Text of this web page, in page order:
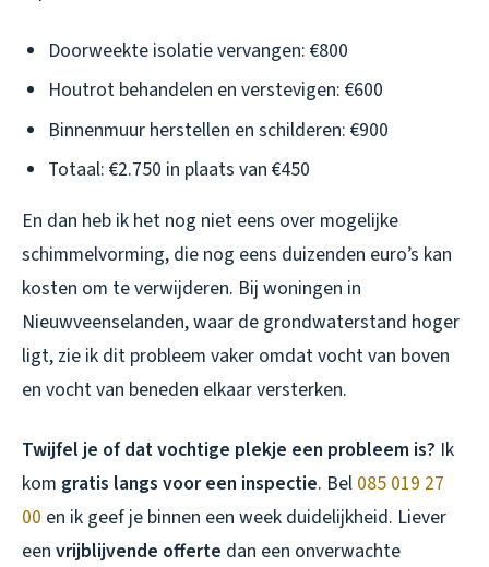
Doorweekte isolatie vervangen: €800
Houtrot behandelen en verstevigen: €600
Binnenmuur herstellen en schilderen: €900
Totaal: €2.750 in plaats van €450
En dan heb ik het nog niet eens over mogelijke
schimmelvorming, die nog eens duizenden euro’s kan
kosten om te verwijderen. Bij woningen in
Nieuwveenselanden, waar de grondwaterstand hoger
ligt, zie ik dit probleem vaker omdat vocht van boven
en vocht van beneden elkaar versterken.
Twijfel je of dat vochtige plekje een probleem is? Ik
kom gratis langs voor een inspectie. Bel 085 019 27
00 en ik geef je binnen een week duidelijkheid. Liever
een vrijblijvende offerte dan een onverwachte